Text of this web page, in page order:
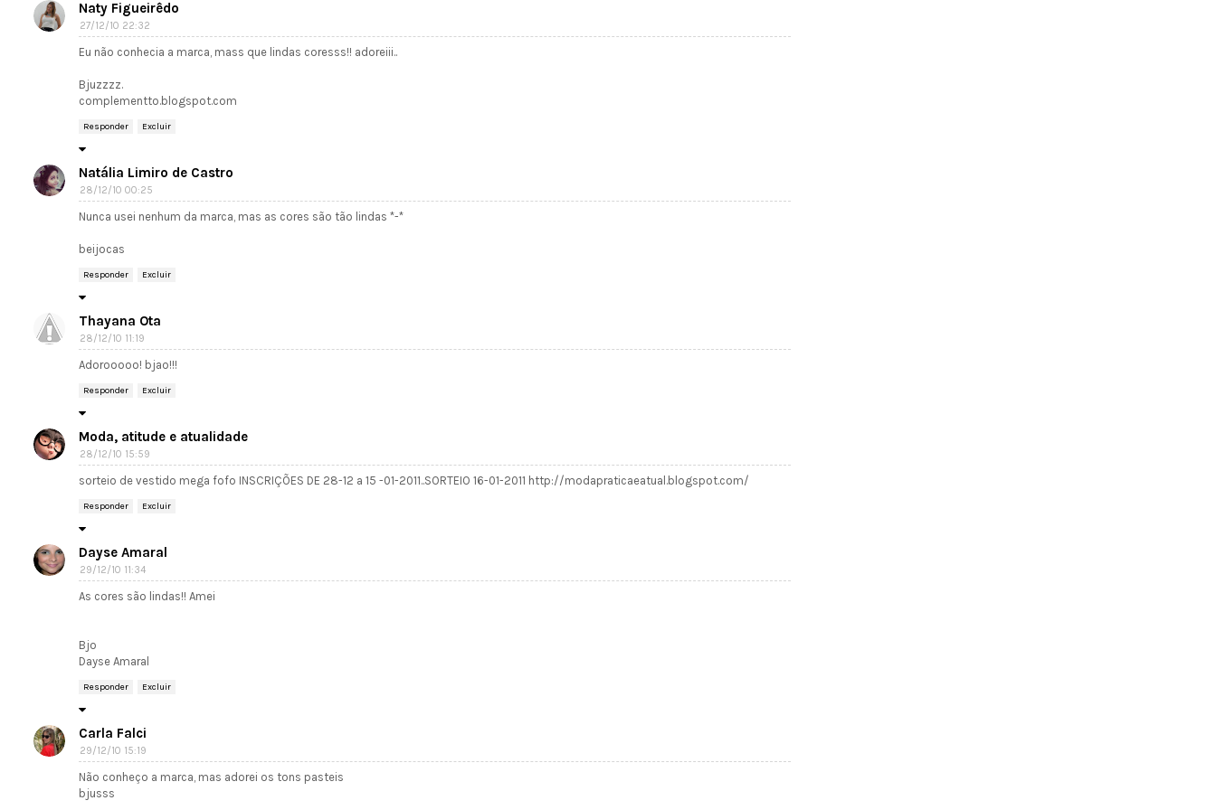
Naty Figueirêdo
27/12/10 22:32
Eu não conhecia a marca, mass que lindas coresss!! adoreiii..
Bjuzzzz.
complementto.blogspot.com
Responder Excluir
Natália Limiro de Castro
28/12/10 00:25
Nunca usei nenhum da marca, mas as cores são tão lindas *-*
beijocas
Responder Excluir
Thayana Ota
28/12/10 11:19
Adorooooo! bjao!!!
Responder Excluir
Moda, atitude e atualidade
28/12/10 15:59
sorteio de vestido mega fofo INSCRIÇÕES DE 28-12 a 15 -01-2011..SORTEIO 16-01-2011 http://modapraticaeatual.blogspot.com/
Responder Excluir
Dayse Amaral
29/12/10 11:34
As cores são lindas!! Amei
Bjo
Dayse Amaral
Responder Excluir
Carla Falci
29/12/10 15:19
Não conheço a marca, mas adorei os tons pasteis
bjusss